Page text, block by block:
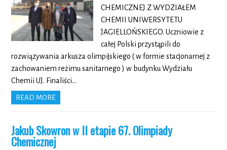
CHEMICZNEJ Z WYDZIAŁEM
CHEMII UNIWERSYTETU
JAGIELLOŃSKIEGO. Uczniowie z
całej Polski przystąpili do
rozwiązywania arkusza olimpijskiego ( w formie stacjonarnej z
zachowaniem reżimu sanitarnego ) w budynku Wydziału
Chemii UJ. Finaliści…
READ MORE
Jakub Skowron w II etapie 67. Olimpiady
Chemicznej